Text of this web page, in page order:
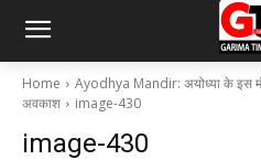
Home
Ayodhya Mandir: अयोध्या के इस
अवकाश
image-430
image-430